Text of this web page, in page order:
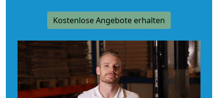
Kostenlose Angebote erhalten